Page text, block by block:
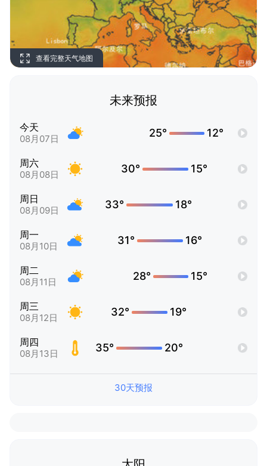
查看完整天气地图
未来预报
今天
08月07日 25° 12°
周六
08月08日 30° 15°
周日
08月09日 33° 18°
周一
08月10日 31° 16°
周二
08月11日 28° 15°
周三
08月12日 32° 19°
周四
08月13日 35° 20°
30天预报